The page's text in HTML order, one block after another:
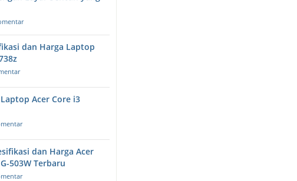
dan Harga Laptop
Acer Core i3
dan Harga Acer
503W Terbaru